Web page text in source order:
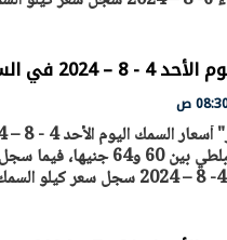
في السوق المصري
الوزراء يتابع الإجراءات
التوجيهات الرئاسية
سكنية بالإيجار للمواطنين
30 مارس 2026 04:40 م